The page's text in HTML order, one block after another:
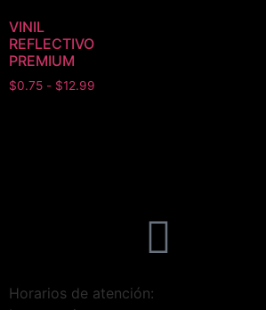
VINIL
REFLECTIVO
PREMIUM
$0.75 - $12.99
Horarios de atención: